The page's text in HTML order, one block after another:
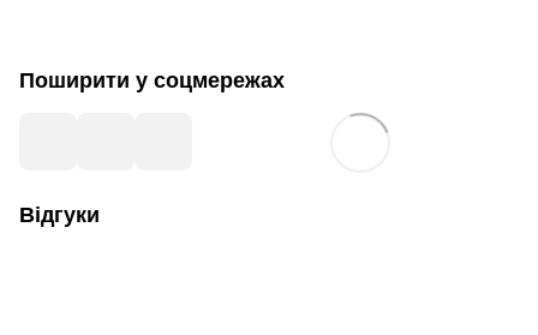
Поширити у соцмережах
Відгуки